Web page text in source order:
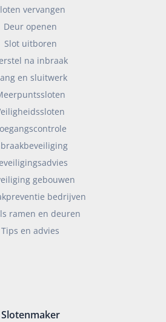
vervangen
Deur openen
Slot uitboren
na inbraak
en sluitwerk
gebouwen
bedrijven
ramen en deuren
Tips en advies
Slotenmaker